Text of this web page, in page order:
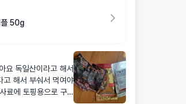
플 50g
요 독일산이라고 해서
고 해서 부숴서 먹여야
료에 토핑용으로 구